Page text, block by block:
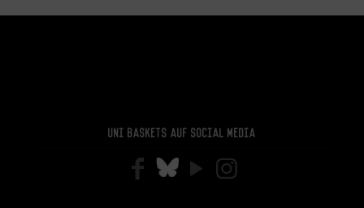
Uni Baskets auf Social Media